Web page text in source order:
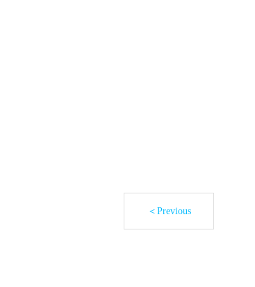
＜Previous